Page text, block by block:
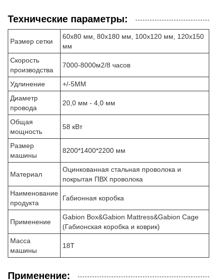
Технические параметры:
Размер сетки
60х80 мм, 80х180 мм, 100х120 мм, 120х150
мм
Скорость
производства
7000-8000м2/8 часов
Удлинение
+/-5MM
Диаметр
провода
20,0 мм - 4,0 мм
Общая
мощность
58 кВт
Размер
машины
8200*1400*2200 мм
Материал
Оцинкованная стальная проволока и
покрытая ПВХ проволока
Наименование
продукта
Габионная коробка
Применение
Gabion Box&Gabion Mattress&Gabion Cage
(Габионская коробка и коврик)
Масса
машины
18T
Применение: